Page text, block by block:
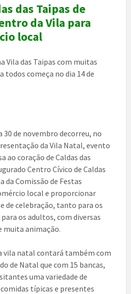
das Taipas de
da Vila para
local
Vila das Taipas com muitas
todos começa no dia 14 de
de novembro decorreu, no
da Vila Natal, evento
ao coração de Caldas das
Centro Cívico de Caldas
da Comissão de Festas
local e proporcionar
de celebração, tanto para os
os adultos, com diversas
muita animação.
vila natal contará também com
de Natal que com 15 bancas,
uma variedade de
típicas e presentes